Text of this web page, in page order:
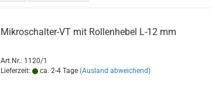
Mikroschalter-VT mit Rollenhebel L-12 mm
Art.Nr.: 1120/1
Lieferzeit:
ca. 2-4 Tage (Ausland abweichend)